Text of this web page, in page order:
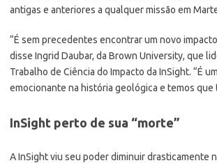
antigas e anteriores a qualquer missão em
“É sem precedentes encontrar um novo
disse Ingrid Daubar, da Brown University, que
Trabalho de Ciência do Impacto da InSight. “É
emocionante na história geológica e temos que
InSight perto de sua “morte”
A InSight viu seu poder diminuir drasticamente